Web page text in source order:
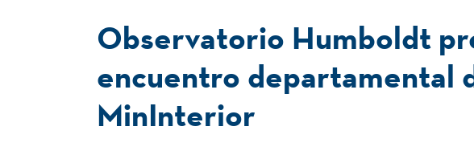
Observatorio Humboldt
encuentro departamental
MinInterior